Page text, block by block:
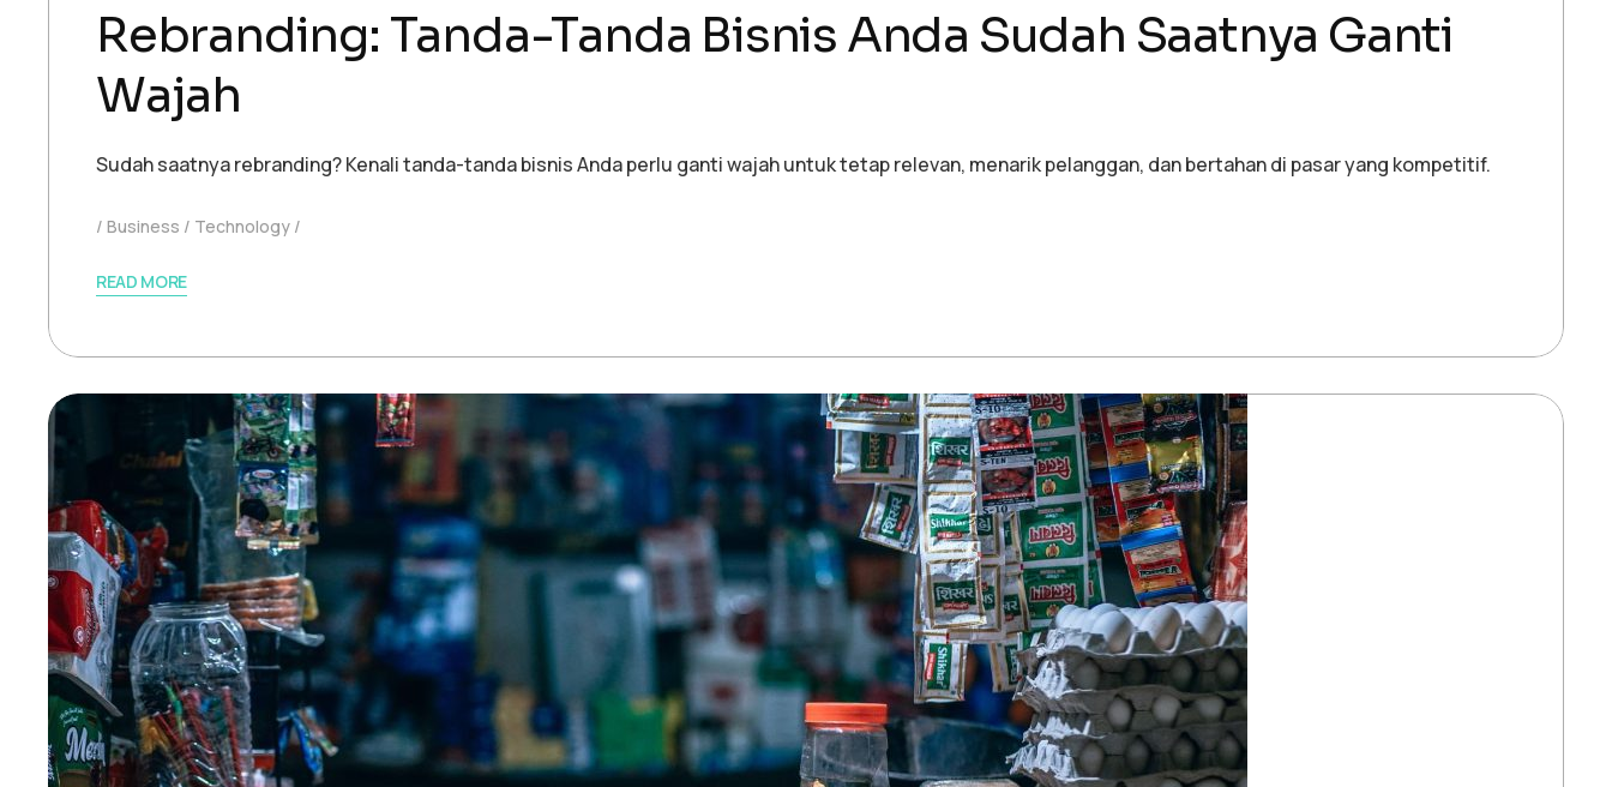
Rebranding: Tanda-Tanda Bisnis Anda Sudah Saatnya Ganti
Wajah
Sudah saatnya rebranding? Kenali tanda-tanda bisnis Anda perlu ganti wajah untuk tetap relevan, menarik pelanggan, dan bertahan di pasar yang kompetitif.
Business Technology
READ MORE